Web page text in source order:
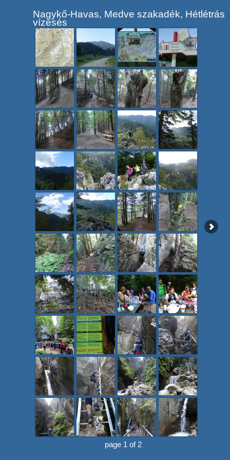
Nagykő-Havas, Medve szakadék, Hétlétrás
vízesés
page 1 of 2